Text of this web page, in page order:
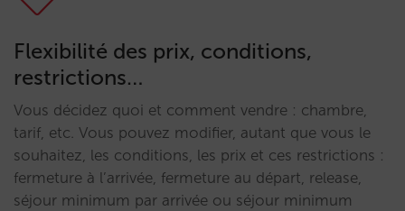
Flexibilité des prix, conditions,
restrictions…
Vous décidez quoi et comment vendre : chambre,
tarif, etc. Vous pouvez modifier, autant que vous le
souhaitez, les conditions, les prix et ces restrictions :
fermeture à l’arrivée, fermeture au départ, release,
séjour minimum par arrivée ou séjour minimum